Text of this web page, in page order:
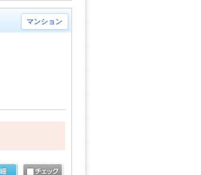
マンション